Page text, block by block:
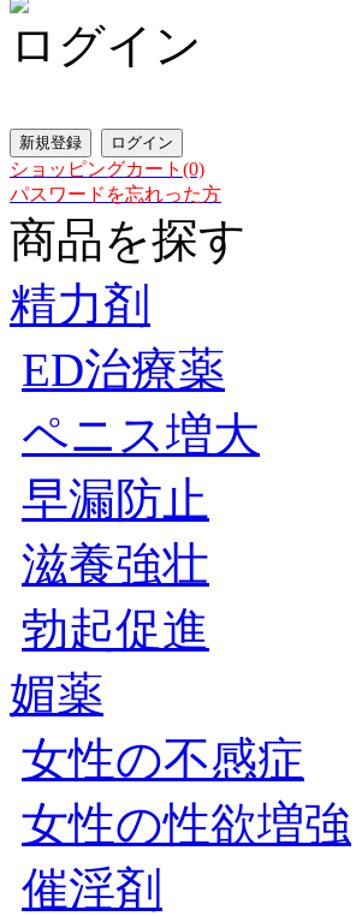
ログイン
ショッピングカート(0)
パスワードを忘れった方
商品を探す
精力剤
ED治療薬
ペニス増大
早漏防止
滋養強壮
勃起促進
媚薬
女性の不感症
女性の性欲増強
催淫剤